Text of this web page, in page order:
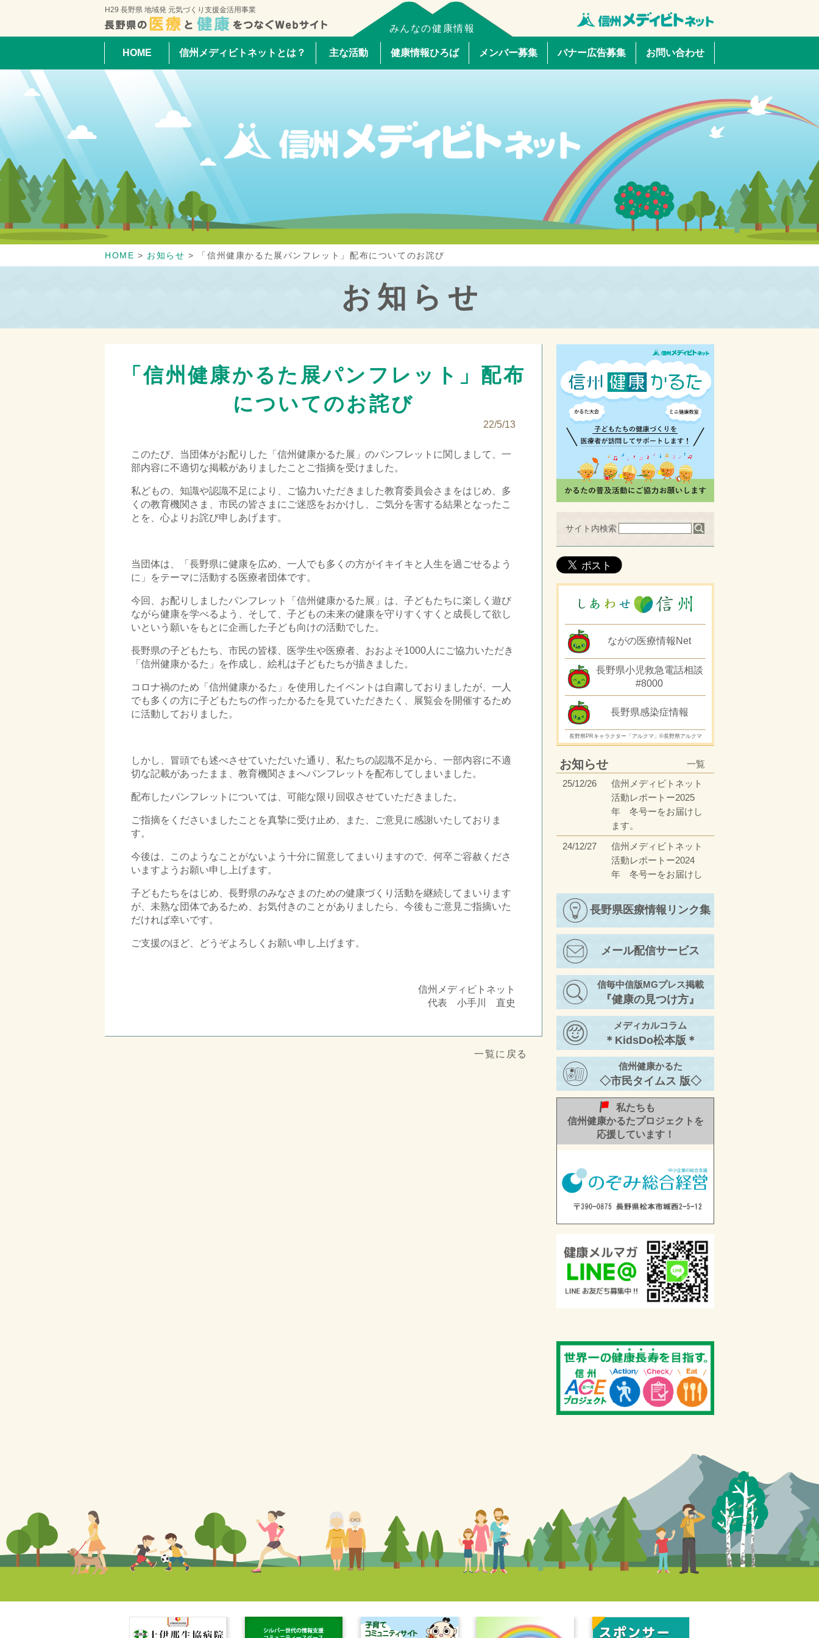
H29 長野県 地域発 元気づくり支援金活用事業
みんなの健康情報
HOME 信州メディビトネットとは？ 主な活動 健康情報ひろば メンバー募集 バナー広告募集 お問い合わせ
HOME > お知らせ > 「信州健康かるた展パンフレット」配布についてのお詫び
お知らせ
「信州健康かるた展パンフレット」配布
についてのお詫び
22/5/13
このたび、当団体がお配りした「信州健康かるた展」のパンフレットに関しまして、一
部内容に不適切な掲載がありましたことご指摘を受けました。
私どもの、知識や認識不足により、ご協力いただきました教育委員会さまをはじめ、多
くの教育機関さま、市民の皆さまにご迷惑をおかけし、ご気分を害する結果となったこ
とを、心よりお詫び申しあげます。
当団体は、「長野県に健康を広め、一人でも多くの方がイキイキと人生を過ごせるよう
に」をテーマに活動する医療者団体です。
今回、お配りしましたパンフレット「信州健康かるた展」は、子どもたちに楽しく遊び
ながら健康を学べるよう、そして、子どもの未来の健康を守りすくすくと成長して欲し
いという願いをもとに企画した子ども向けの活動でした。
長野県の子どもたち、市民の皆様、医学生や医療者、おおよそ1000人にご協力いただき
「信州健康かるた」を作成し、絵札は子どもたちが描きました。
コロナ禍のため「信州健康かるた」を使用したイベントは自粛しておりましたが、一人
でも多くの方に子どもたちの作ったかるたを見ていただきたく、展覧会を開催するため
に活動しておりました。
しかし、冒頭でも述べさせていただいた通り、私たちの認識不足から、一部内容に不適
切な記載があったまま、教育機関さまへパンフレットを配布してしまいました。
配布したパンフレットについては、可能な限り回収させていただきました。
ご指摘をくださいましたことを真摯に受け止め、また、ご意見に感謝いたしておりま
す。
今後は、このようなことがないよう十分に留意してまいりますので、何卒ご容赦くださ
いますようお願い申し上げます。
子どもたちをはじめ、長野県のみなさまのための健康づくり活動を継続してまいります
が、未熟な団体であるため、お気付きのことがありましたら、今後もご意見ご指摘いた
だければ幸いです。
ご支援のほど、どうぞよろしくお願い申し上げます。
信州メディビトネット
代表 小手川 直史
一覧に戻る
サイト内検索
ながの医療情報Net
長野県小児救急電話相談
#8000
長野県感染症情報
長野県PRキャラクター「アルクマ」©長野県アルクマ
一覧
お知らせ
25/12/26
信州メディビトネット
活動レポートー2025
年 冬号ーをお届けし
ます。
24/12/27
信州メディビトネット
活動レポートー2024
年 冬号ーをお届けし
23/12/27
信州メディビトネット
年 冬号ーをお届けし
ます。
23/4/17
信州メディビトネット
活動レポートー2023
年 春号ーをお届けし
ます。
22/11/30
信州メディビトネット
活動レポートー2022
年 秋号②ーをお届け
します。
長野県医療情報リンク集
メール配信サービス
信毎中信版MGプレス掲載
『健康の見つけ方』
メディカルコラム
＊KidsDo松本版＊
信州健康かるた
◇市民タイムス 版◇
私たちも
信州健康かるたプロジェクトを
応援しています！